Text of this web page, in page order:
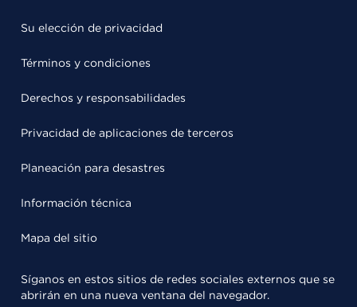
Su elección de privacidad
Términos y condiciones
Derechos y responsabilidades
Privacidad de aplicaciones de terceros
Planeación para desastres
Información técnica
Mapa del sitio
Síganos en estos sitios de redes sociales externos que se
abrirán en una nueva ventana del navegador.